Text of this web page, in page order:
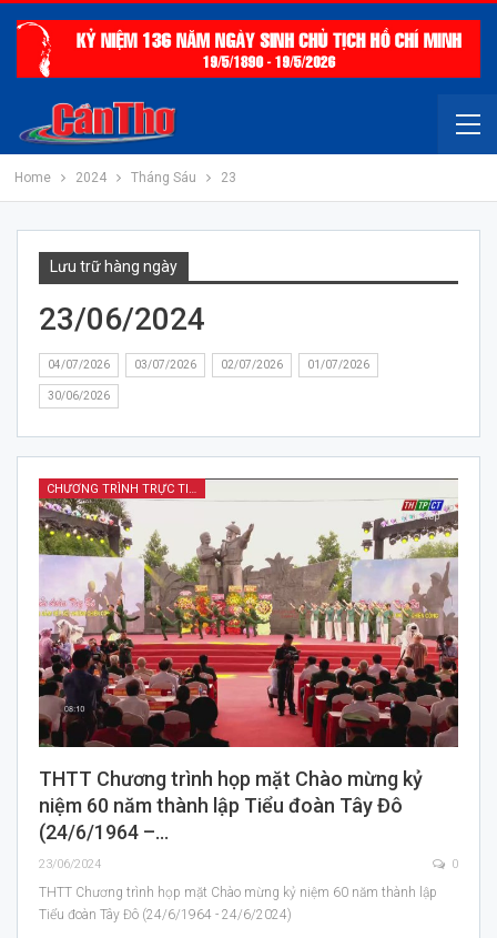
Home 2024 Tháng Sáu 23
Lưu trữ hàng ngày
23/06/2024
04/07/2026 03/07/2026 02/07/2026 01/07/2026
30/06/2026
CHƯƠNG TRÌNH TRỰC TIẾP
THTT Chương trình họp mặt Chào mừng kỷ
niệm 60 năm thành lập Tiểu đoàn Tây Đô
(24/6/1964 –…
23/06/2024 0
THTT Chương trình họp mặt Chào mừng kỷ niệm 60 năm thành lập
Tiểu đoàn Tây Đô (24/6/1964 - 24/6/2024)